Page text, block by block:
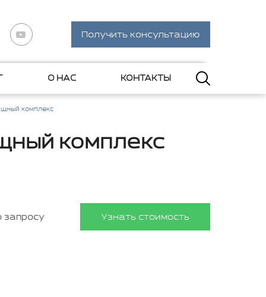
Получить консультацию
О НАС КОНТАКТЫ
комплекс
комплекс
запросу Узнать стоимость